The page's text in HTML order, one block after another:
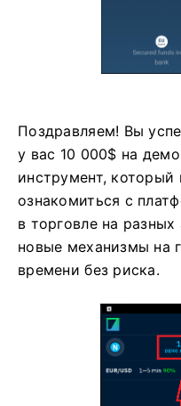
Поздравляем! Вы
у вас 10 000$ на
инструмент,
ознакомиться с
в торговле на
новые механизмы на
времени без риска.